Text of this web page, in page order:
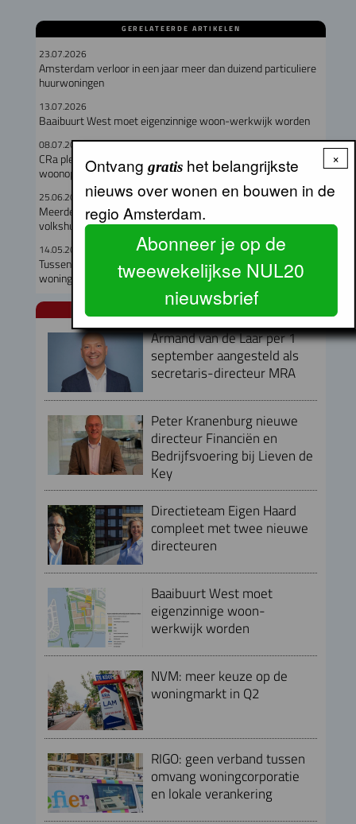
GERELATEERDE ARTIKELEN
23.07.2026
Amsterdam verloor in een jaar meer dan duizend particuliere
huurwoningen
13.07.2026
Baaibuurt West moet eigenzinnige woon-werkwijk worden
08.07.2026
CRa pleit voor kwaliteit en verbeeldingskracht in de
woonopgave
25.06.2026
Meerderheid senaat steunt Wet versterken regie op
volkshuisvesting
14.05.2026
Tussentijdse cijfers Amsterdamse Aanpak Volkshuisvesting:
woningbouw trekt aan
Armand van de Laar per 1
september aangesteld als
secretaris-directeur MRA
Peter Kranenburg nieuwe
directeur Financiën en
Bedrijfsvoering bij Lieven de
Key
Directieteam Eigen Haard
compleet met twee nieuwe
directeuren
Baaibuurt West moet
eigenzinnige woon-
werkwijk worden
NVM: meer keuze op de
woningmarkt in Q2
RIGO: geen verband tussen
omvang woningcorporatie
en lokale verankering
×
Ontvang gratishet belangrijkste
nieuws over wonen en bouwen in de
regio Amsterdam.
Abonneer je op de
tweewekelijkse NUL20
nieuwsbrief